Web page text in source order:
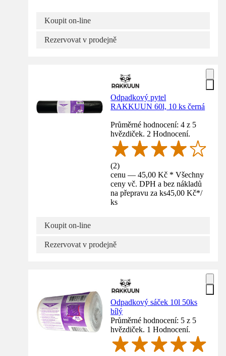
Koupit on-line
Rezervovat v prodejně
Odpadkový pytel
RAKKUUN 60l, 10 ks černá
Průměrné hodnocení: 4 z 5
hvězdiček. 2 Hodnocení.
(2)
cenu — 45,00 Kč * Všechny
ceny vč. DPH a bez nákladů
na přepravu za ks45,00 Kč*/
ks
Koupit on-line
Rezervovat v prodejně
Odpadkový sáček 10l 50ks
bílý
Průměrné hodnocení: 5 z 5
hvězdiček. 1 Hodnocení.